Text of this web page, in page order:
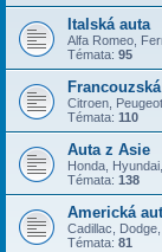
Italská auta
Alfa Romeo,
Témata: 95
Citroen,
Témata: 110
Auta z Asie
Honda,
Témata: 138
Americká
Cadillac,
Témata: 81